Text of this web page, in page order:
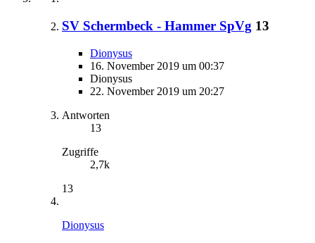
SV Schermbeck - Hammer SpVg 13
Dionysus
16. November 2019 um 00:37
Dionysus
22. November 2019 um 20:27
Antworten
13
Zugriffe
2,7k
13
Dionysus